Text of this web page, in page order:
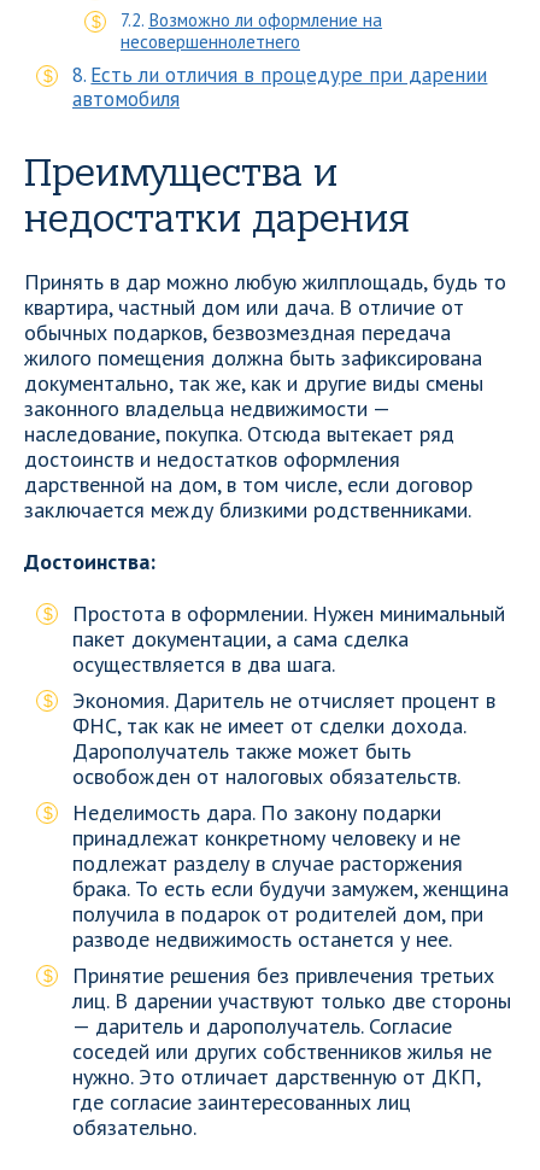
Возможно ли оформление на
несовершеннолетнего
Есть ли отличия в процедуре при дарении
автомобиля
Преимущества и
недостатки дарения
Принять в дар можно любую жилплощадь, будь то
квартира, частный дом или дача. В отличие от
обычных подарков, безвозмездная передача
жилого помещения должна быть зафиксирована
документально, так же, как и другие виды смены
законного владельца недвижимости —
наследование, покупка. Отсюда вытекает ряд
достоинств и недостатков оформления
дарственной на дом, в том числе, если договор
заключается между близкими родственниками.
Достоинства:
Простота в оформлении. Нужен минимальный
пакет документации, а сама сделка
осуществляется в два шага.
Экономия. Даритель не отчисляет процент в
ФНС, так как не имеет от сделки дохода.
Дарополучатель также может быть
освобожден от налоговых обязательств.
Неделимость дара. По закону подарки
принадлежат конкретному человеку и не
подлежат разделу в случае расторжения
брака. То есть если будучи замужем, женщина
получила в подарок от родителей дом, при
разводе недвижимость останется у нее.
Принятие решения без привлечения третьих
лиц. В дарении участвуют только две стороны
— даритель и дарополучатель. Согласие
соседей или других собственников жилья не
нужно. Это отличает дарственную от ДКП,
где согласие заинтересованных лиц
обязательно.